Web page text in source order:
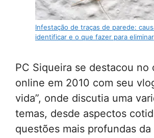
Infestação de traças de parede:
identificar e o que fazer para eliminar
PC Siqueira se destacou no
online em 2010 com seu
vida”, onde discutia uma
temas, desde aspectos
questões mais profundas da